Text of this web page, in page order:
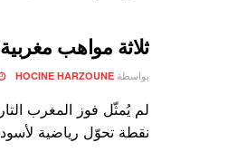
ثلاثة مواهب
بواسطة HOCINE HARZOUNE
نقطة تحوّل رياضية